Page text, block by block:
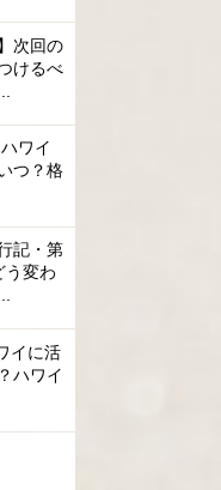
次回の
けるべ
ワイ
つ？格
記・第
う変わ
イに活
ハワイ